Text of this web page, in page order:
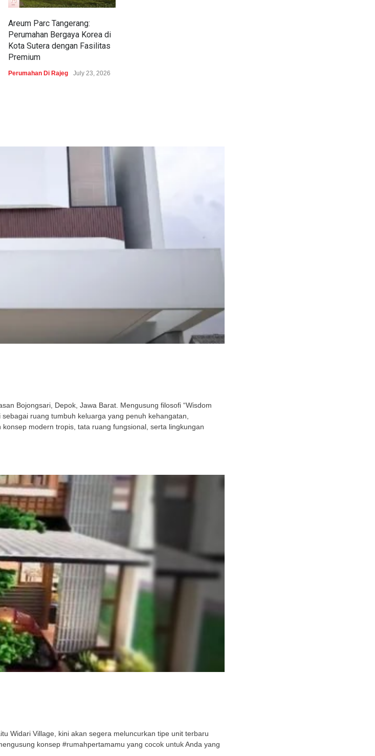
Areum Parc Tangerang:
Perumahan Bergaya Korea di
Kota Sutera dengan Fasilitas
Premium
Perumahan Di Rajeg July 23, 2026
Bojongsari, Depok, Jawa Barat. Mengusung filosofi “Wisdom
ruang tumbuh keluarga yang penuh kehangatan,
modern tropis, tata ruang fungsional, serta lingkungan
Widari Village, kini akan segera meluncurkan tipe unit terbaru
konsep #rumahpertamamu yang cocok untuk Anda yang